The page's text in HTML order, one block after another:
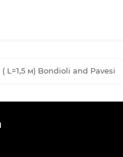
L=1,5 м) Bondioli and Pavesi